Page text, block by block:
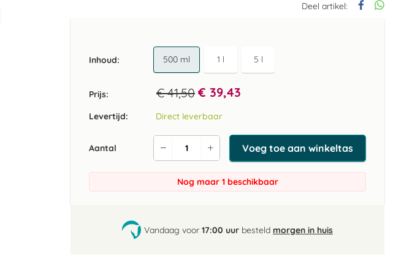
Deel artikel:
Inhoud 500 ml 1 l 5 l
Prijs: € 41,50 € 39,43
Levertijd: Direct leverbaar
Aantal
Verhoog
de
aantal
Verlaag
de
aantal
Voeg toe aan winkeltas
Nog maar 1 beschikbaar
Vandaag voor 17:00 uur besteld morgen in huis